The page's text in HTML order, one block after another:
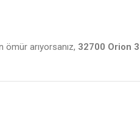
arıyorsanız, 32700 Orion